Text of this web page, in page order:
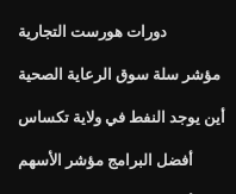
دورات هورست التجارية
مؤشر سلة سوق الرعاية الصحية
أين يوجد النفط في ولاية تكساس
أفضل البرامج مؤشر الأسهم